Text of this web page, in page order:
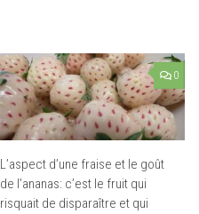
0
L’aspect d’une fraise et le goût
de l’ananas: c’est le fruit qui
risquait de disparaître et qui